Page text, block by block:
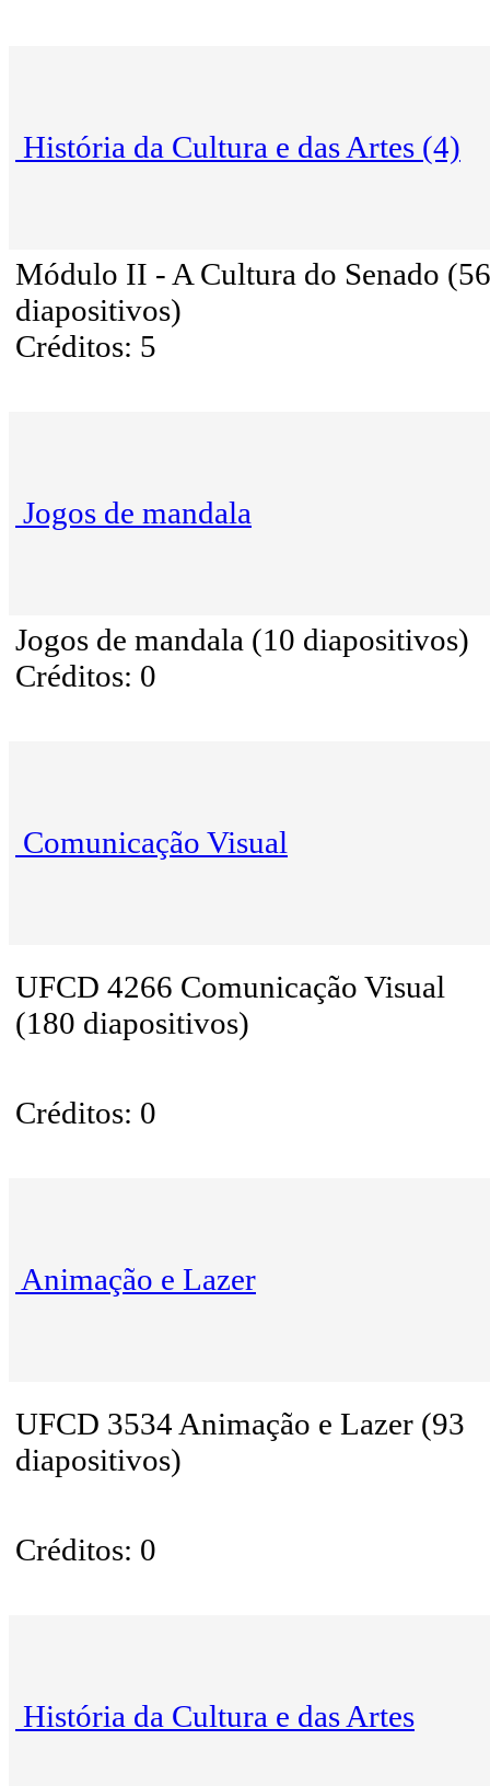
História da Cultura e das Artes (4)
Módulo II - A Cultura do Senado (56
diapositivos)
Créditos: 5
Jogos de mandala
Jogos de mandala (10 diapositivos)
Créditos: 0
Comunicação Visual
UFCD 4266 Comunicação Visual
(180 diapositivos)
Créditos: 0
Animação e Lazer
UFCD 3534 Animação e Lazer (93
diapositivos)
Créditos: 0
História da Cultura e das Artes